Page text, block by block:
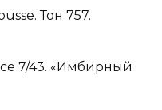
Тон 757.
7/43. «Имбирный